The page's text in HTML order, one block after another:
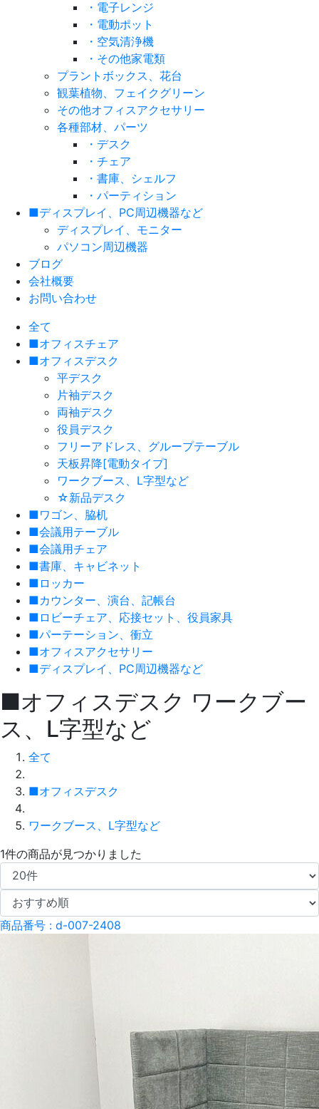
・電子レンジ
・電動ポット
・空気清浄機
・その他家電類
プラントボックス、花台
観葉植物、フェイクグリーン
その他オフィスアクセサリー
各種部材、パーツ
・デスク
・チェア
・書庫、シェルフ
・パーティション
■ディスプレイ、PC周辺機器など
ディスプレイ、モニター
パソコン周辺機器
ブログ
会社概要
お問い合わせ
全て
■オフィスチェア
■オフィスデスク
平デスク
片袖デスク
両袖デスク
役員デスク
フリーアドレス、グループテーブル
天板昇降[電動タイプ]
ワークブース、L字型など
☆新品デスク
■ワゴン、脇机
■会議用テーブル
■会議用チェア
■書庫、キャビネット
■ロッカー
■カウンター、演台、記帳台
■ロビーチェア、応接セット、役員家具
■パーテーション、衝立
■オフィスアクセサリー
■ディスプレイ、PC周辺機器など
■オフィスデスク ワークブー
ス、L字型など
全て
■オフィスデスク
ワークブース、L字型など
1件の商品が見つかりました
商品番号 : d-007-2408